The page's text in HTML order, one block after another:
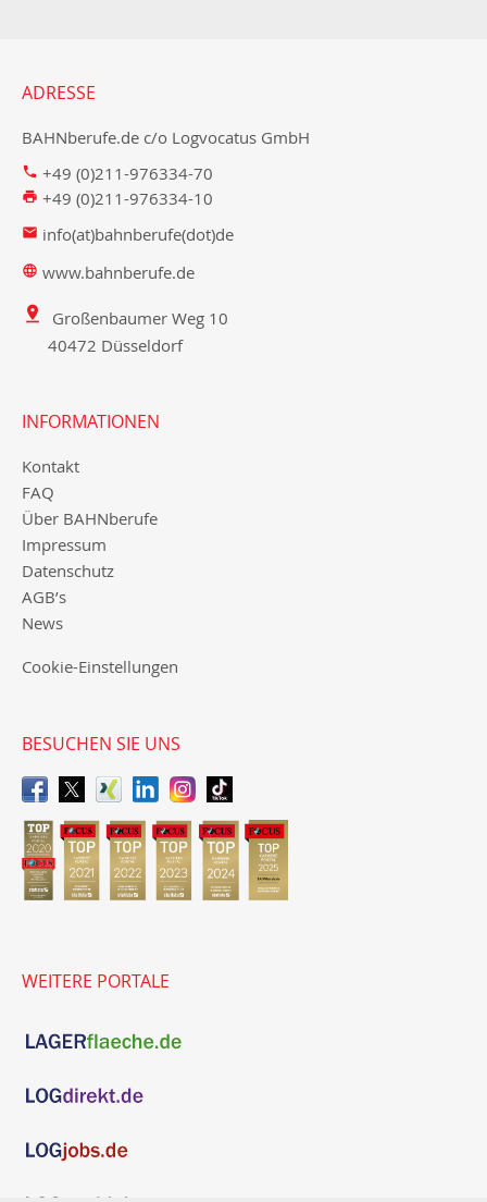
ADRESSE
BAHNberufe.de c/o Logvocatus GmbH
+49 (0)211-976334-70
+49 (0)211-976334-10
info(at)bahnberufe(dot)de
www.bahnberufe.de
Großenbaumer Weg 10
40472 Düsseldorf
INFORMATIONEN
Kontakt
FAQ
Über BAHNberufe
Impressum
Datenschutz
AGB’s
News
Cookie-Einstellungen
BESUCHEN SIE UNS
WEITERE PORTALE